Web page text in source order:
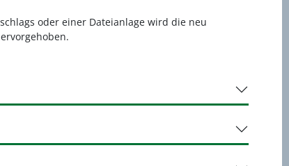
oder einer Dateianlage wird die neu